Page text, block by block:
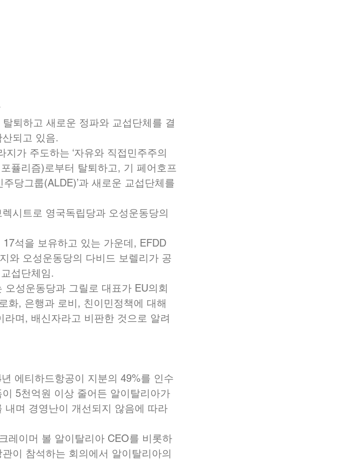
퇴하고 새로운 정파와 교섭단체를 결
되고 있음.
가 주도하는 ‘자유와 직접민주주의
퓰리즘)로부터 탈퇴하고, 기 페어호프
당그룹(ALDE)’과 새로운 교섭단체를
시트로 영국독립당과 오성운동당의
석을 보유하고 있는 가운데, EFDD
와 오성운동당의 다비드 보렐리가 공
섭단체임.
성운동당과 그릴로 대표가 EU의회
화, 은행과 로비, 친이민정책에 대해
며, 배신자라고 비판한 것으로 알려
에티하드항공이 지분의 49%를 인수
5천억원 이상 줄어든 알이탈리아가
며 경영난이 개선되지 않음에 따라
레이머 볼 알이탈리아 CEO를 비롯하
이 참석하는 회의에서 알이탈리아의